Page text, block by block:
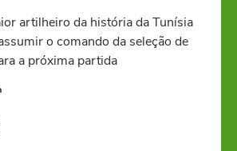
artilheiro da história da Tunísia
o comando da seleção de
a próxima partida